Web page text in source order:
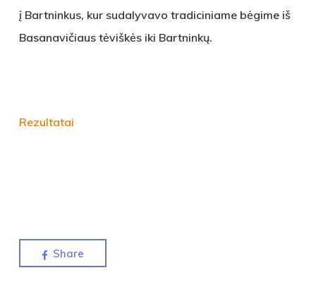
į Bartninkus, kur sudalyvavo tradiciniame bėgime iš
Basanavičiaus tėviškės iki Bartninkų.
Rezultatai
Share